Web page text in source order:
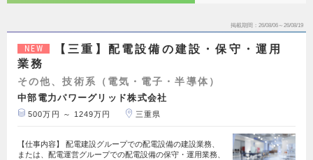
掲載期間 26/08/06～26/08/19
NEW
【三重】配電設備の建設・保守・運用
業務
その他、技術系（電気・電子・半導体）
中部電力パワーグリッド株式会社
500万円 ～ 1249万円 三重県
【仕事内容】 配電建設グループでの配電設備の建設業務、
または、配電運営グループでの配電設備の保守・運用業務、